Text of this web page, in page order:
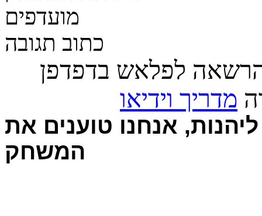
מועדפים
כתוב תגובה
לפלאש בדפדפן
מדריך וידיאו
אנחנו טוענים את
המשחק